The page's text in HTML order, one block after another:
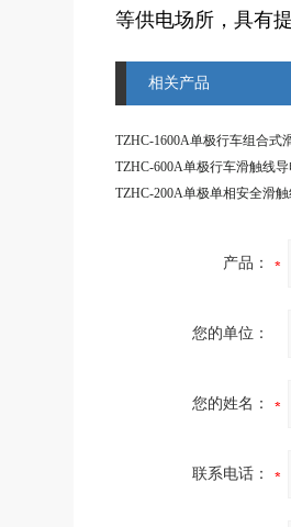
等供电场所，具有
相关产品
TZHC-600A单极行车滑触线
产品：
您的单位：
您的姓名：
联系电话：